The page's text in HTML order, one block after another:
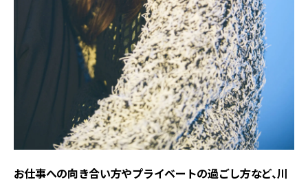
――お仕事への向き合い方やプライベートの過ごし方など、川